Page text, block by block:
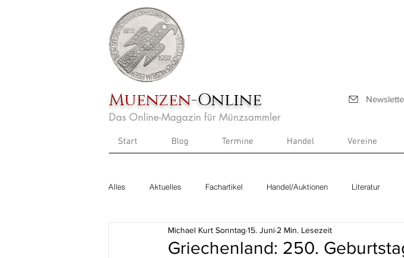
Muenzen-Online
Das Online-Magazin für Münzsammler
Start Blog Termine Handel Vereine
Alles Aktuelles Fachartikel Handel/Auktionen Literatur
Griechenland: 250.
Michael Kurt Sonntag 15. Juni 2 Min. Lesezeit